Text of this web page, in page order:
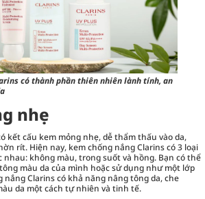
có thành phần thiên nhiên lành tính, an
nhẹ
kết cấu kem mỏng nhẹ, dễ thẩm thấu vào da,
rít. Hiện nay, kem chống nắng Clarins có 3 loại
không màu, trong suốt và hồng. Bạn có thể
màu da của mình hoặc sử dụng như một lớp
nắng Clarins có khả năng nâng tông da, che
da một cách tự nhiên và tinh tế.